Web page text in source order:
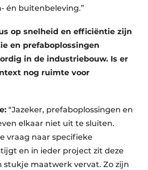
én buitenbeleving.”
op snelheid en efficiëntie zijn
en prefaboplossingen
in de industriebouw. Is er
nog ruimte voor
“Jazeker, prefaboplossingen en
elkaar niet uit te sluiten.
vraag naar specifieke
en in ieder project zit deze
stukje maatwerk vervat. Zo zijn